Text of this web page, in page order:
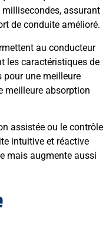
millisecondes, assurant
de conduite amélioré.
au conducteur
les caractéristiques de
pour une meilleure
meilleure absorption
assistée ou le contrôle
intuitive et réactive
mais augmente aussi